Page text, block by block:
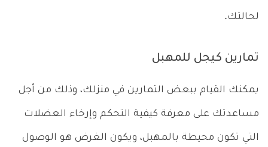
لحالتك.
تمارين كيجل للمهبل
يمكنك القيام ببعض التمارين في منزلك، وذلك من أجل
مساعدتك على معرفة كيفية التحكم وإرخاء العضلات
التي تكون محيطة بالمهبل، ويكون الغرض هو الوصول